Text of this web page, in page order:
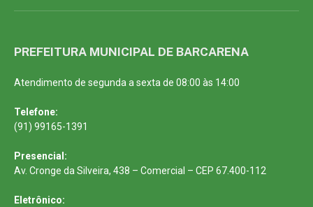
PREFEITURA MUNICIPAL DE BARCARENA
Atendimento de segunda a sexta de 08:00 às 14:00
Telefone:
(91) 99165-1391
Presencial:
Av. Cronge da Silveira, 438 – Comercial – CEP 67.400-112
Eletrônico: